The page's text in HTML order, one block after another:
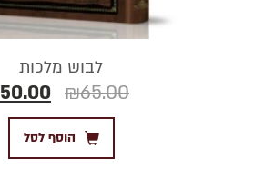
לבוש מלכות
₪65.00
50.00
הוסף לסל